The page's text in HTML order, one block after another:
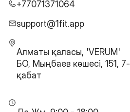
+77071371064
support@1fit.app
Алматы қаласы, 'VERUM'
БО, Мыңбаев көшесі, 151, 7-
қабат